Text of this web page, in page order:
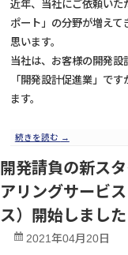
近年、当社にご依頼いた
ポート」の分野が増えて
思います。
当社は、お客様の開発設
「開発設計促進業」で
ます。
続きを読む →
開発請負の新ス
アリングサービ
ス）開始しました
2021年04月20日